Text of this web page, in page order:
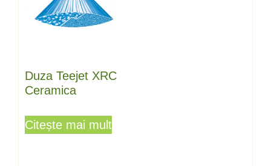
Duza Teejet XRC
Ceramica
Citește mai mult